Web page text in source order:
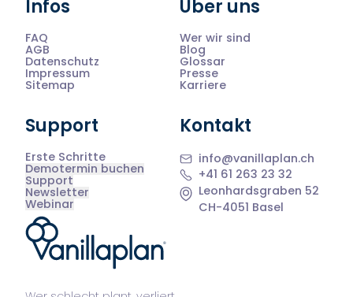
®
Infos
FAQ
AGB
Datenschutz
Impressum
Sitemap
Über uns
Wer wir sind
Blog
Glossar
Presse
Karriere
Support
Erste Schritte
Demotermin buchen
Support
Newsletter
Webinar
Kontakt
info@vanillaplan.ch
+41 61 263 23 32
Leonhardsgraben 52
CH-4051 Basel